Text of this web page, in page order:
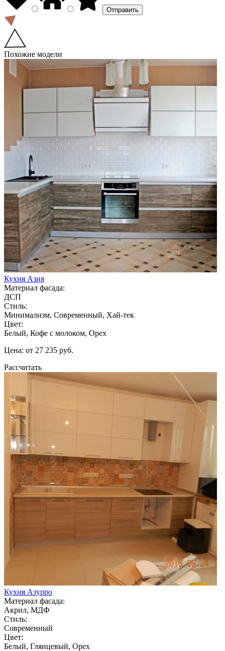
Похожие модели
Кухня Азия
Материал фасада:
ДСП
Стиль:
Минимализм, Современный, Хай-тек
Цвет:
Белый, Кофе с молоком, Орех
Цена: от 27 235 руб.
Рассчитать
Кухня Азурро
Материал фасада:
Акрил, МДФ
Стиль:
Современный
Цвет:
Белый, Глянцевый, Орех